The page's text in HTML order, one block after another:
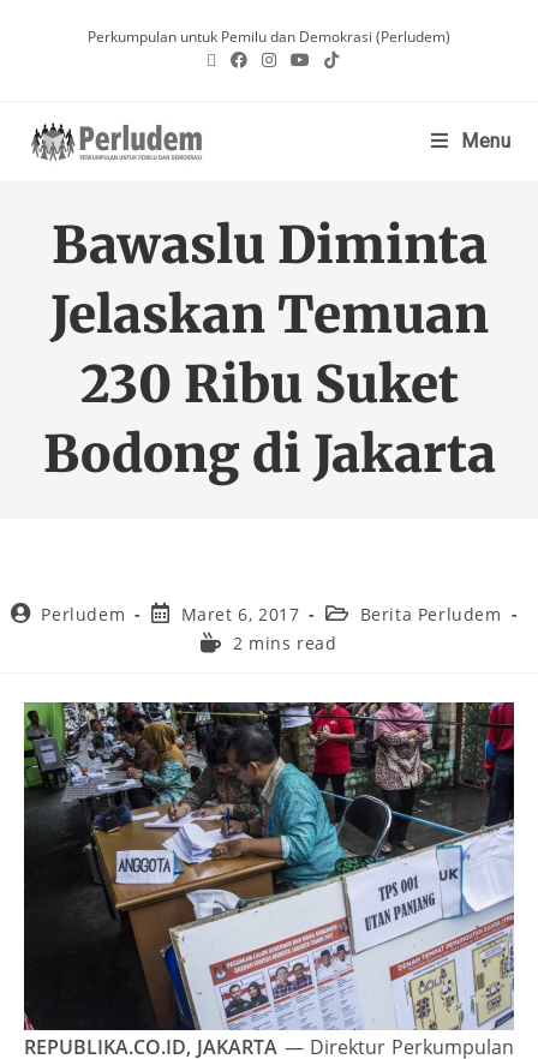
Perkumpulan untuk Pemilu dan Demokrasi (Perludem)
Menu
Bawaslu Diminta
Jelaskan Temuan
230 Ribu Suket
Bodong di Jakarta
Perludem Maret 6, 2017
Berita Perludem
2 mins read
REPUBLIKA.CO.ID, JAKARTA — Direktur Perkumpulan